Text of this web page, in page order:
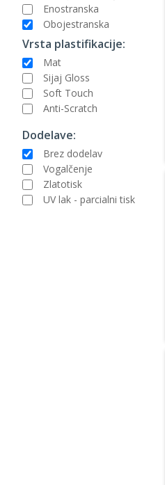
Enostranska
Obojestranska
Vrsta plastifikacije:
Mat
Sijaj Gloss
Soft Touch
Anti-Scratch
Dodelave:
Brez dodelav
Vogalčenje
Zlatotisk
UV lak - parcialni tisk